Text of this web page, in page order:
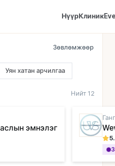
НүүрКлиник
Уян хатан арчилгаа
Нийт 12
эмнэлэг